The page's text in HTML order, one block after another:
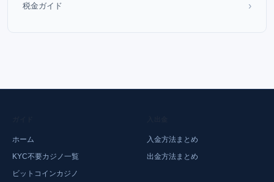
税金ガイド ›
ホーム
KYC不要カジノ一覧
ビットコインカジノ
入金方法まとめ
出金方法まとめ